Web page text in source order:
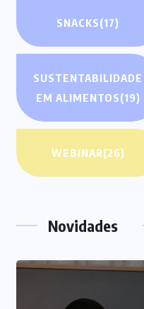
SNACKS(17)
SUSTENTABILIDADE
EM ALIMENTOS(19)
WEBINAR(26)
Novidades